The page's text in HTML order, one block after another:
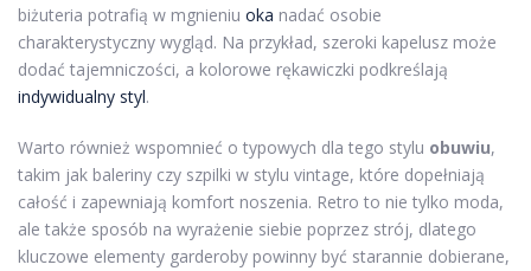
biżuteria potrafią w mgnieniu oka nadać osobie
charakterystyczny wygląd. Na przykład, szeroki kapelusz może
dodać tajemniczości, a kolorowe rękawiczki podkreślają
indywidualny styl.
Warto również wspomnieć o typowych dla tego stylu obuwiu,
takim jak baleriny czy szpilki w stylu vintage, które dopełniają
całość i zapewniają komfort noszenia. Retro to nie tylko moda,
ale także sposób na wyrażenie siebie poprzez strój, dlatego
kluczowe elementy garderoby powinny być starannie dobierane,